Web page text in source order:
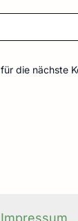
die nächste
Impressum